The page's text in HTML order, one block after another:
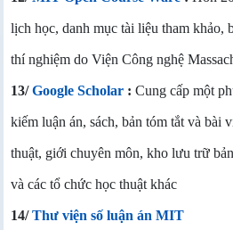
lịch học, danh mục tài liệu tham khảo,
thí nghiệm do Viện Công nghệ
13/Google Scholar : Cung cấp một
kiếm luận án, sách, bản tóm tắt và bài
thuật, giới chuyên môn, kho lưu trữ
và các tổ chức học thuật khác
14/Thư viện số luận án MIT